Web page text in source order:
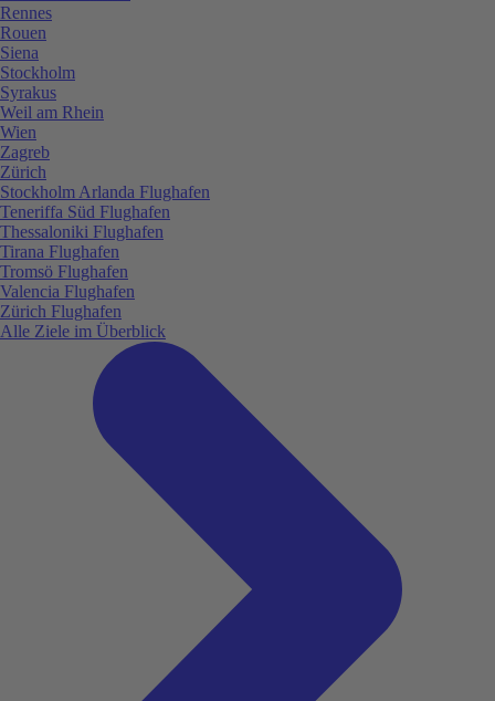
Rennes
Rouen
Siena
Stockholm
Syrakus
Weil am Rhein
Wien
Zagreb
Zürich
Stockholm Arlanda Flughafen
Teneriffa Süd Flughafen
Thessaloniki Flughafen
Tirana Flughafen
Tromsö Flughafen
Valencia Flughafen
Zürich Flughafen
Alle Ziele im Überblick